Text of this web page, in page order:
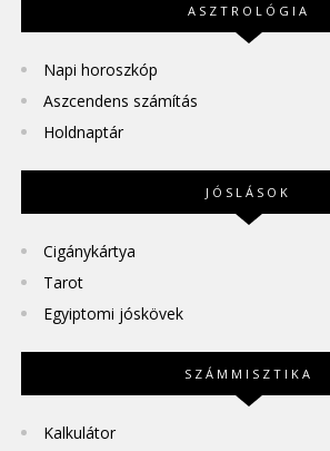
ASZTROLÓGIA
Napi horoszkóp
Aszcendens számítás
Holdnaptár
JÓSLÁSOK
Cigánykártya
Tarot
Egyiptomi jóskövek
SZÁMMISZTIKA
Kalkulátor